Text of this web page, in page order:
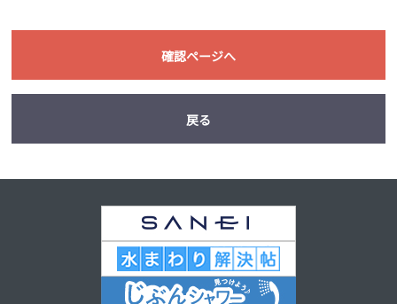
確認ページへ
戻る